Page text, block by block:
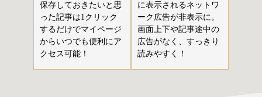
保存しておきたいと思
った記事は1クリック
するだけでマイページ
からいつでも便利にア
クセス可能！
に表示されるネットワ
ーク広告が非表示に。
画面上下や記事途中の
広告がなく、すっきり
読みやすく！